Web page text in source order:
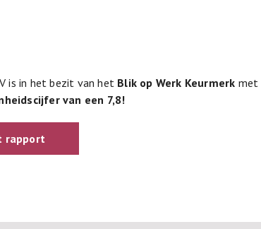
is in het bezit van het Blik op Werk Keurmerk met
van een 7,8!
rapport